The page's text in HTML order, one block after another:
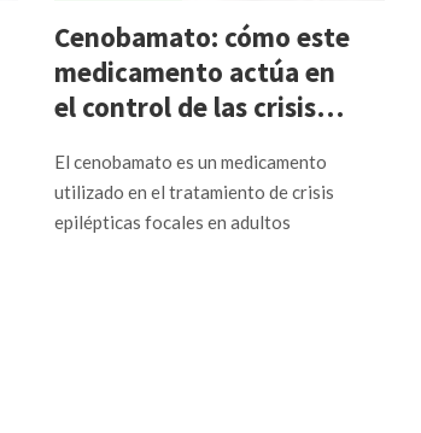
Cenobamato: cómo este
medicamento actúa en
el control de las crisis
El cenobamato es un medicamento
utilizado en el tratamiento de crisis
epilépticas focales en adultos